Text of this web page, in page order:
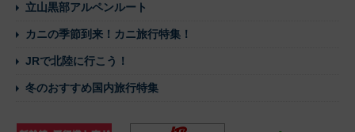
立山黒部アルペンルート
カニの季節到来！カニ旅行特集！
JRで北陸に行こう！
冬のおすすめ国内旅行特集